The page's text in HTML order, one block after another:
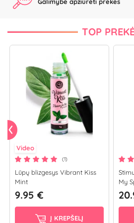
TOP
Video
(1)
Lūpų blizgesys Vibrant Kiss
Mint
9.95 €
Į KREPŠELĮ
My